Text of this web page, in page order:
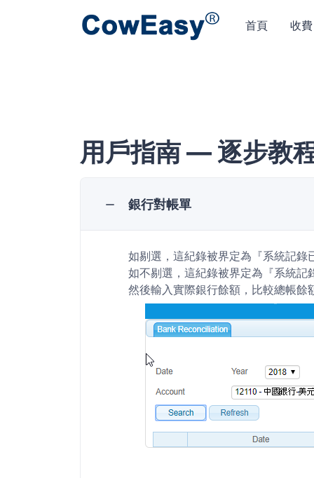
首頁 收費
用戶指南 — 逐步教
銀行對帳單
如剔選，這紀錄被界定為『系統記錄
如不剔選，這紀錄被界定為『系統記
然後輸入實際銀行餘額，比較總帳餘